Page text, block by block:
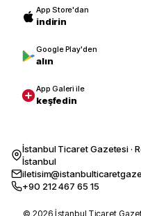
App Store'dan
indirin
Google Play'den
alın
App Galeri ile
keşfedin
İstanbul Ticaret Gazetesi ·
İstanbul
+90 212 467 65 15
© 2026 İstanbul Ticaret